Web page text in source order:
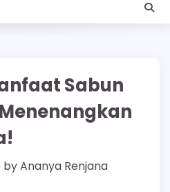
Sabun
byAnanya Renjana